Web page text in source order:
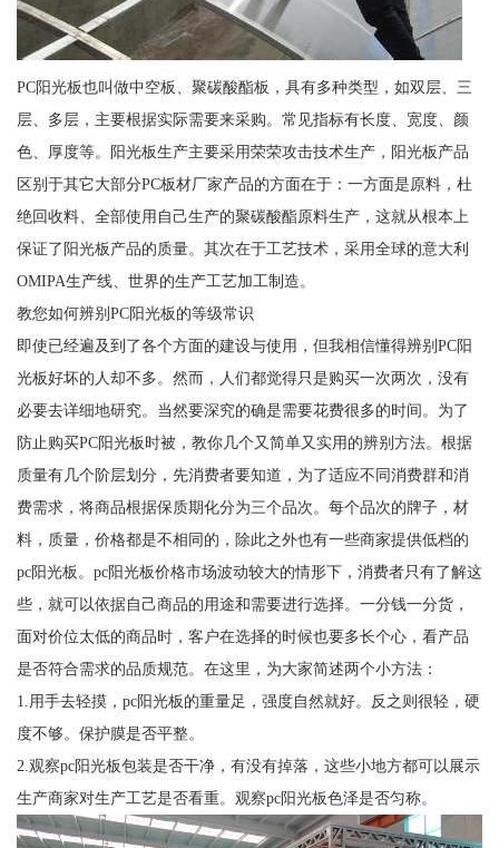
PC阳光板也叫做中空板、聚碳酸酯板，具有多种类型，如双层、三
层、多层，主要根据实际需要来采购。常见指标有长度、宽度、颜
色、厚度等。阳光板生产主要采用荣荣攻击技术生产，阳光板产品
区别于其它大部分PC板材厂家产品的方面在于：一方面是原料，杜
绝回收料、全部使用自己生产的聚碳酸酯原料生产，这就从根本上
保证了阳光板产品的质量。其次在于工艺技术，采用全球的意大利
OMIPA生产线、世界的生产工艺加工制造。
教您如何辨别PC阳光板的等级常识
即使已经遍及到了各个方面的建设与使用，但我相信懂得辨别PC阳
光板好坏的人却不多。然而，人们都觉得只是购买一次两次，没有
必要去详细地研究。当然要深究的确是需要花费很多的时间。为了
防止购买PC阳光板时被，教你几个又简单又实用的辨别方法。根据
质量有几个阶层划分，先消费者要知道，为了适应不同消费群和消
费需求，将商品根据保质期化分为三个品次。每个品次的牌子，材
料，质量，价格都是不相同的，除此之外也有一些商家提供低档的
pc阳光板。pc阳光板价格市场波动较大的情形下，消费者只有了解这
些，就可以依据自己商品的用途和需要进行选择。一分钱一分货，
面对价位太低的商品时，客户在选择的时候也要多长个心，看产品
是否符合需求的品质规范。在这里，为大家简述两个小方法：
1.用手去轻摸，pc阳光板的重量足，强度自然就好。反之则很轻，硬
度不够。保护膜是否平整。
2.观察pc阳光板包装是否干净，有没有掉落，这些小地方都可以展示
生产商家对生产工艺是否看重。观察pc阳光板色泽是否匀称。